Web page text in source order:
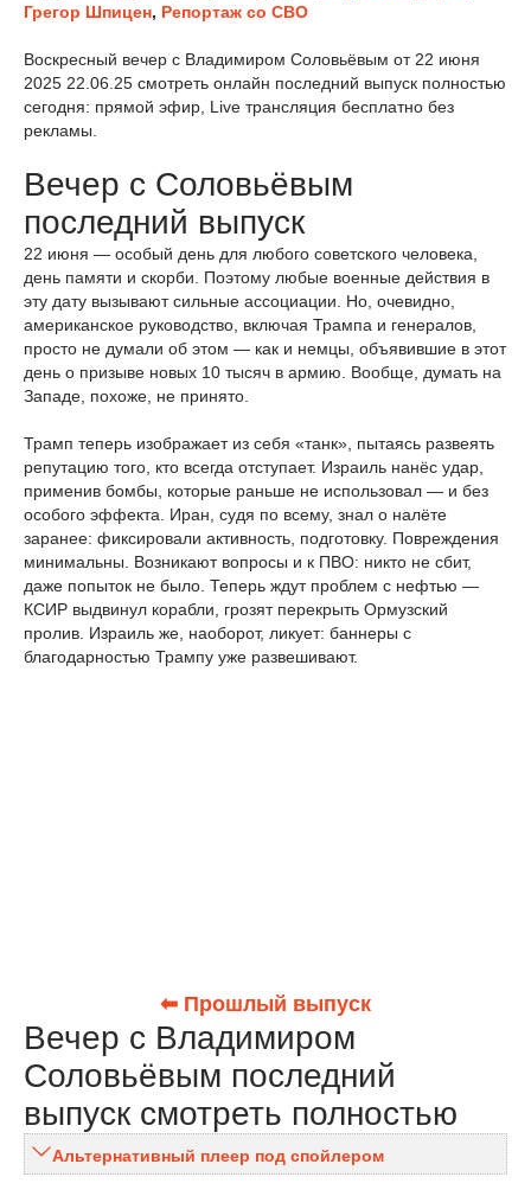
Грегор Шпицен, Репортаж со СВО
Воскресный вечер с Владимиром Соловьёвым от 22 июня
2025 22.06.25 смотреть онлайн последний выпуск полностью
сегодня: прямой эфир, Live трансляция бесплатно без
рекламы.
Вечер с Соловьёвым
последний выпуск
22 июня — особый день для любого советского человека,
день памяти и скорби. Поэтому любые военные действия в
эту дату вызывают сильные ассоциации. Но, очевидно,
американское руководство, включая Трампа и генералов,
просто не думали об этом — как и немцы, объявившие в этот
день о призыве новых 10 тысяч в армию. Вообще, думать на
Западе, похоже, не принято.
Трамп теперь изображает из себя «танк», пытаясь развеять
репутацию того, кто всегда отступает. Израиль нанёс удар,
применив бомбы, которые раньше не использовал — и без
особого эффекта. Иран, судя по всему, знал о налёте
заранее: фиксировали активность, подготовку. Повреждения
минимальны. Возникают вопросы и к ПВО: никто не сбит,
даже попыток не было. Теперь ждут проблем с нефтью —
КСИР выдвинул корабли, грозят перекрыть Ормузский
пролив. Израиль же, наоборот, ликует: баннеры с
благодарностью Трампу уже развешивают.
⬅ Прошлый выпуск
Вечер с Владимиром
Соловьёвым последний
выпуск смотреть полностью
Альтернативный плеер под спойлером